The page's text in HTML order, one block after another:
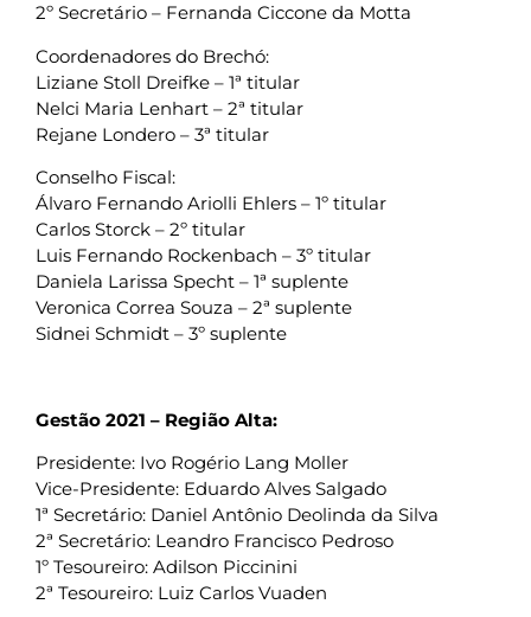
2º Secretário – Fernanda Ciccone da Motta
Coordenadores do Brechó:
Liziane Stoll Dreifke – 1ª titular
Nelci Maria Lenhart – 2ª titular
Rejane Londero – 3ª titular
Conselho Fiscal:
Álvaro Fernando Ariolli Ehlers – 1º titular
Carlos Storck – 2º titular
Luis Fernando Rockenbach – 3º titular
Daniela Larissa Specht – 1ª suplente
Veronica Correa Souza – 2ª suplente
Sidnei Schmidt – 3º suplente
Gestão 2021 – Região Alta:
Presidente: Ivo Rogério Lang Moller
Vice-Presidente: Eduardo Alves Salgado
1ª Secretário: Daniel Antônio Deolinda da Silva
2ª Secretário: Leandro Francisco Pedroso
1º Tesoureiro: Adilson Piccinini
2ª Tesoureiro: Luiz Carlos Vuaden